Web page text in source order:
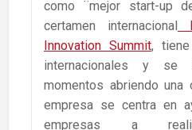
como ¨mejor start-up
certamen internacional
Innovation Summit,
internacionales y se
momentos abriendo una
empresa se centra en
empresas a